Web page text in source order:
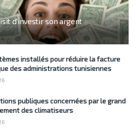
d’investir son argent
installés pour réduire la facture
des administrations tunisiennes
publiques concernées par le grand
des climatiseurs